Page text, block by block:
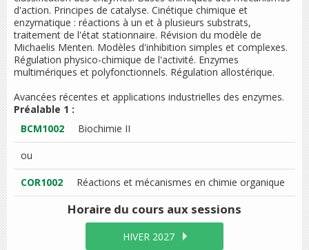
d'action. Principes de catalyse. Cinétique chimique et
enzymatique : réactions à un et à plusieurs substrats,
traitement de l'état stationnaire. Révision du modèle de
Michaelis Menten. Modèles d'inhibition simples et complexes.
Régulation physico-chimique de l'activité. Enzymes
multimériques et polyfonctionnels. Régulation allostérique.
Avancées récentes et applications industrielles des enzymes.
Préalable 1 :
BCM1002
Biochimie II
ou
COR1002 Réactions et mécanismes en chimie organique
Horaire du cours aux sessions
HIVER 2027